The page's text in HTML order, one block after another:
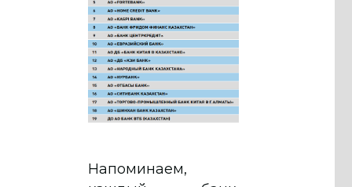
Напоминаем,